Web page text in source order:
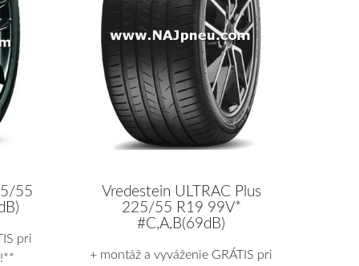
55
pri
Vredestein ULTRAC Plus
225/55 R19 99V*
#C,A,B(69dB)
+ montáž a vyváženie GRÁTIS pri